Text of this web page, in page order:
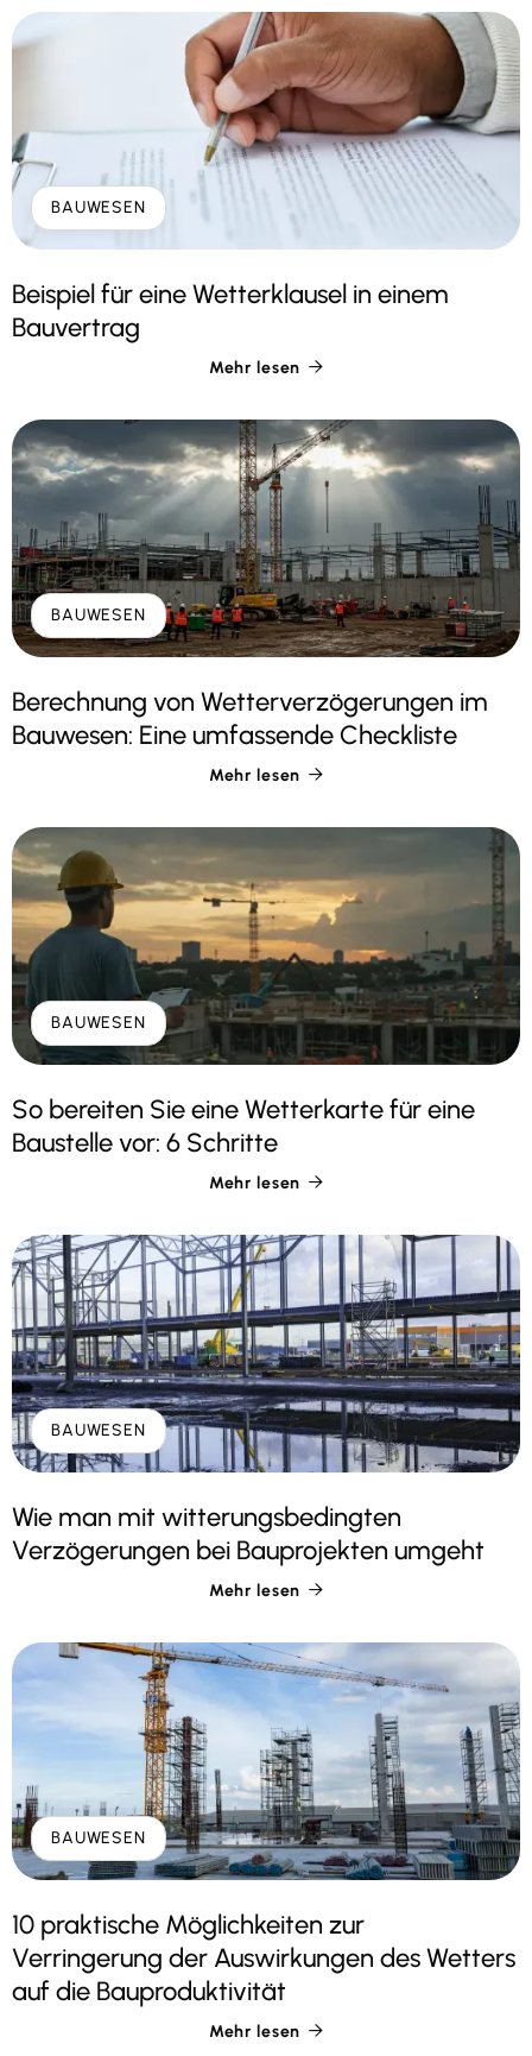
BAUWESEN
Beispiel für eine Wetterklausel in einem
Bauvertrag
Mehr lesen 
BAUWESEN
Berechnung von Wetterverzögerungen im
Bauwesen: Eine umfassende Checkliste
Mehr lesen 
BAUWESEN
So bereiten Sie eine Wetterkarte für eine
Baustelle vor: 6 Schritte
Mehr lesen 
BAUWESEN
Wie man mit witterungsbedingten
Verzögerungen bei Bauprojekten umgeht
Mehr lesen 
BAUWESEN
10 praktische Möglichkeiten zur
Verringerung der Auswirkungen des Wetters
auf die Bauproduktivität
Mehr lesen 